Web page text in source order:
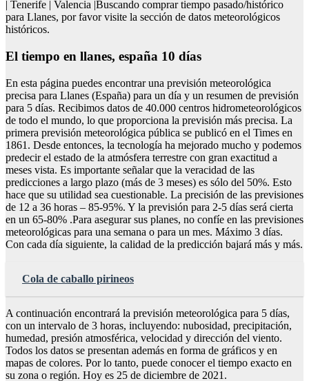
| Tenerife | Valencia |Buscando comprar tiempo pasado/histórico
para Llanes, por favor visite la sección de datos meteorológicos
históricos.
El tiempo en llanes, españa 10 días
En esta página puedes encontrar una previsión meteorológica
precisa para Llanes (España) para un día y un resumen de previsión
para 5 días. Recibimos datos de 40.000 centros hidrometeorológicos
de todo el mundo, lo que proporciona la previsión más precisa. La
primera previsión meteorológica pública se publicó en el Times en
1861. Desde entonces, la tecnología ha mejorado mucho y podemos
predecir el estado de la atmósfera terrestre con gran exactitud a
meses vista. Es importante señalar que la veracidad de las
predicciones a largo plazo (más de 3 meses) es sólo del 50%. Esto
hace que su utilidad sea cuestionable. La precisión de las previsiones
de 12 a 36 horas – 85-95%. Y la previsión para 2-5 días será cierta
en un 65-80% .Para asegurar sus planes, no confíe en las previsiones
meteorológicas para una semana o para un mes. Máximo 3 días.
Con cada día siguiente, la calidad de la predicción bajará más y más.
Cola de caballo pirineos
A continuación encontrará la previsión meteorológica para 5 días,
con un intervalo de 3 horas, incluyendo: nubosidad, precipitación,
humedad, presión atmosférica, velocidad y dirección del viento.
Todos los datos se presentan además en forma de gráficos y en
mapas de colores. Por lo tanto, puede conocer el tiempo exacto en
su zona o región. Hoy es 25 de diciembre de 2021.